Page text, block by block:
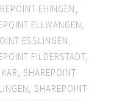
EHINGEN,
ELLWANGEN,
ESSLINGEN,
FILDERSTADT,
, SHAREPOINT
, SHAREPOINT